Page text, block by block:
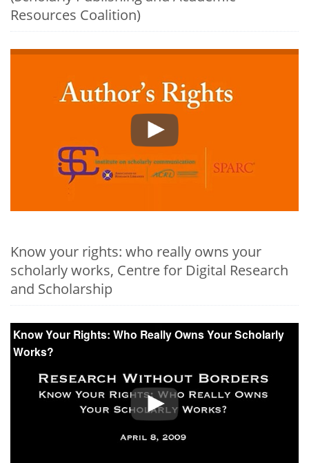
Resources Coalition)
Know your rights: who really owns your
scholarly works, Centre for Digital Research
and Scholarship
Know Your Rights: Who Really Owns Your Scholarly
Works?